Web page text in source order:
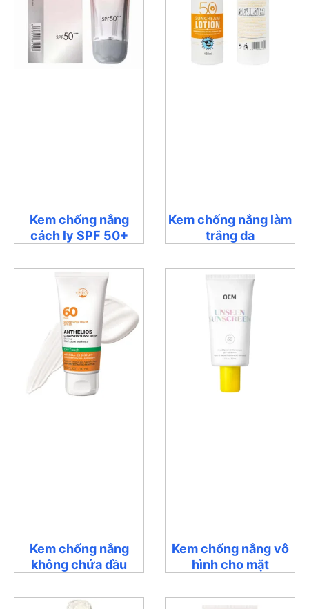
Kem chống nắng
cách ly SPF 50+
Kem chống nắng làm
trắng da
Kem chống nắng
không chứa dầu
Kem chống nắng vô
hình cho mặt